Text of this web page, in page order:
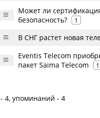
Может ли
безопасность?
1
В СНГ растет новая
Eventis Telecom
пакет Saima Telecom
1
4, упоминаний - 4